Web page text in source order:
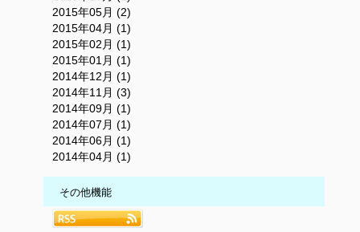
2015年05月 (2)
2015年04月 (1)
2015年02月 (1)
2015年01月 (1)
2014年12月 (1)
2014年11月 (3)
2014年09月 (1)
2014年07月 (1)
2014年06月 (1)
2014年04月 (1)
その他機能